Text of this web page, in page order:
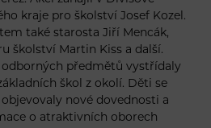
kraje pro školství Josef Kozel.
také starosta Jiří Mencák,
školství Martin Kiss a další.
odborných předmětů vystřídaly
škol z okolí. Děti se
nové dovednosti a
o atraktivních oborech